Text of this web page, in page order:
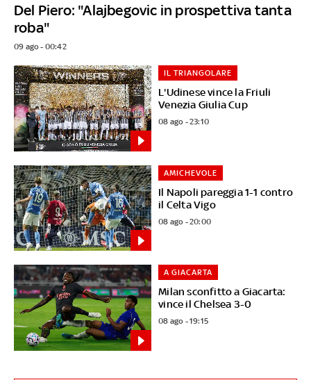
Del Piero: "Alajbegovic in prospettiva tanta
roba"
09 ago - 00:42
L'Udinese vince la Friuli
Venezia Giulia Cup
IL TRIANGOLARE
08 ago - 23:10
Il Napoli pareggia 1-1 contro
il Celta Vigo
AMICHEVOLE
08 ago - 20:00
Milan sconfitto a Giacarta:
vince il Chelsea 3-0
A GIACARTA
08 ago - 19:15